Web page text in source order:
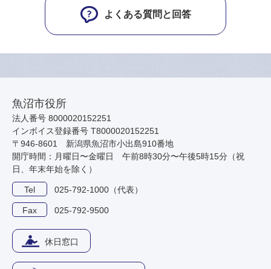
よくある質問と回答
魚沼市役所
法人番号 8000020152251
インボイス登録番号 T8000020152251
〒946-8601 新潟県魚沼市小出島910番地
開庁時間：月曜日〜金曜日 午前8時30分〜午後5時15分（祝
日、年末年始を除く）
Tel 025-792-1000（代表）
Fax 025-792-9500
休日窓口